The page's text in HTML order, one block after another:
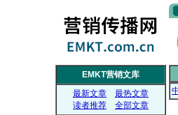
EMKT营销文库
最新文章
最热文章
读者推荐
全部文章